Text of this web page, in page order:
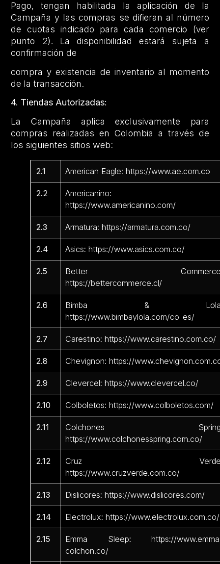
Pago, tengan habilitada la aplicación de la
Campaña y las compras se difieran al número
de cuotas indicado para cada comercio (ver
punto 2). La disponibilidad estará sujeta a
confirmación de
compra y existencia de inventario al momento
de la transacción.
4. Tiendas Autorizadas:
La Campaña aplica exclusivamente para
compras realizadas en Colombia a través de
los siguientes sitios web:
2.1 American Eagle: https://www.ae.com.co
2.2
Americanino:
https://www.americanino.com/
2.3 Armatura: https://armatura.com.co/
2.4 Asics: https://www.asics.com.co/
2.5
Better
https://bettercommerce.cl/
2.6
Bimba &
https://www.bimbaylola.com/co_es/
2.7 Carestino: https://www.carestino.com.co/
2.8 Chevignon: https://
2.9 Clevercel: https://www.clevercel.co/
2.10 Colboletos: https://www.colboletos.com/
2.11
Colchones
https://www.colchonesspring.com.co/
2.12
Cruz
https://www.cruzverde.com.co/
2.13 Dislicores: https://www.dislicores.com/
2.14 Electrolux: https://www.electrolux.com.co/
2.15
Emma Sleep: https://
colchon.co/